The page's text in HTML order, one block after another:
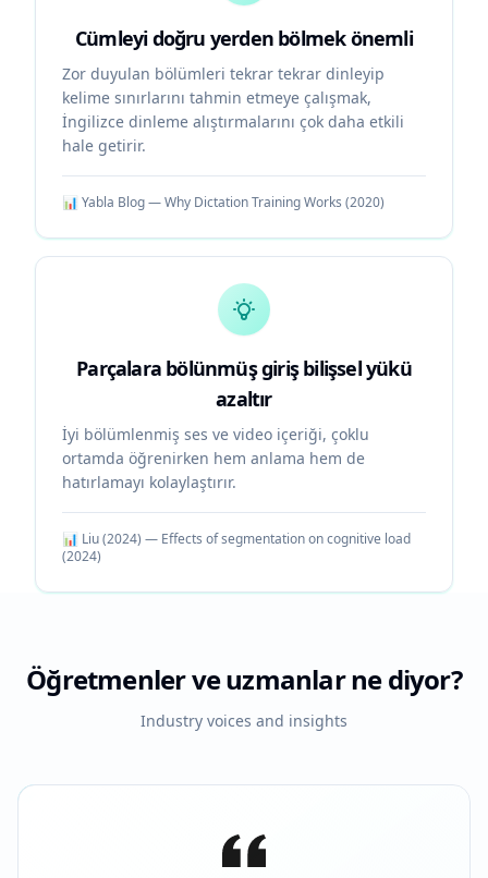
Cümleyi doğru yerden bölmek önemli
Zor duyulan bölümleri tekrar tekrar dinleyip
kelime sınırlarını tahmin etmeye çalışmak,
İngilizce dinleme alıştırmalarını çok daha etkili
hale getirir.
📊 Yabla Blog — Why Dictation Training Works (2020)
Parçalara bölünmüş giriş bilişsel yükü
azaltır
İyi bölümlenmiş ses ve video içeriği, çoklu
ortamda öğrenirken hem anlama hem de
hatırlamayı kolaylaştırır.
📊 Liu (2024) — Effects of segmentation on cognitive load
(2024)
Öğretmenler ve uzmanlar ne diyor?
Industry voices and insights